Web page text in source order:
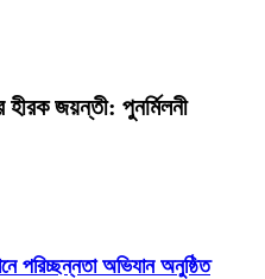
হীরক জয়ন্তী: পুনর্মিলনী
পরিচ্ছন্নতা অভিযান অনুষ্ঠিত